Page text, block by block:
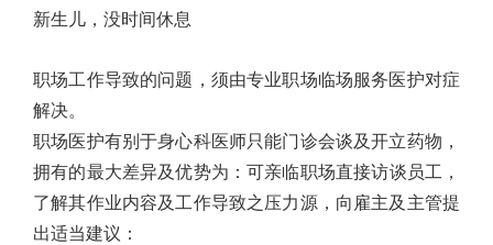
新生儿，没时间休息
职场工作导致的问题，须由专业职场临场服务医护对症
解决。
职场医护有别于身心科医师只能门诊会谈及开立药物，
拥有的最大差异及优势为 ：可亲临职场直接访谈员工，
了解其作业内容及工作导致之压力源，向雇主及主管提
出适当建议 ：